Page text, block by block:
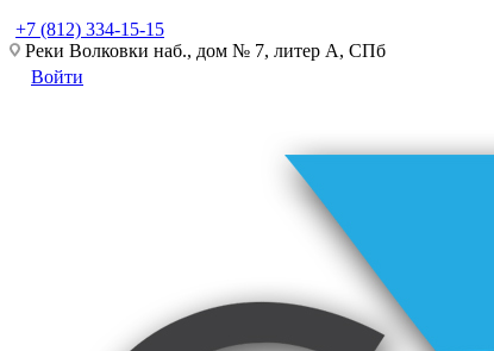
+7 (812) 334-15-15
Реки Волковки наб., дом № 7, литер А, СПб
Войти